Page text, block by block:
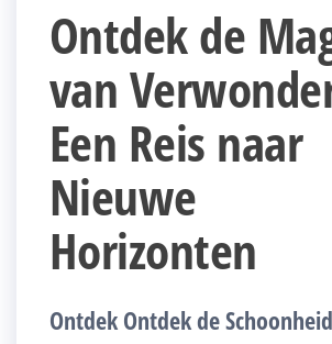
Ontdek de
van
Een Reis naar
Nieuwe
Horizonten
Ontdek Ontdek de